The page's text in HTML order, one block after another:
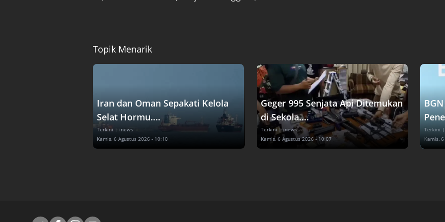
Topik Menarik
Iran dan Oman Sepakati Kelola
Selat Hormu....
Terkini | inews
Kamis, 6 Agustus 2026 - 10:10
Geger 995 Senjata Api Ditemukan
di Sekola....
Terkini | inews
Kamis, 6 Agustus 2026 - 10:07
Terkini
Kamis,